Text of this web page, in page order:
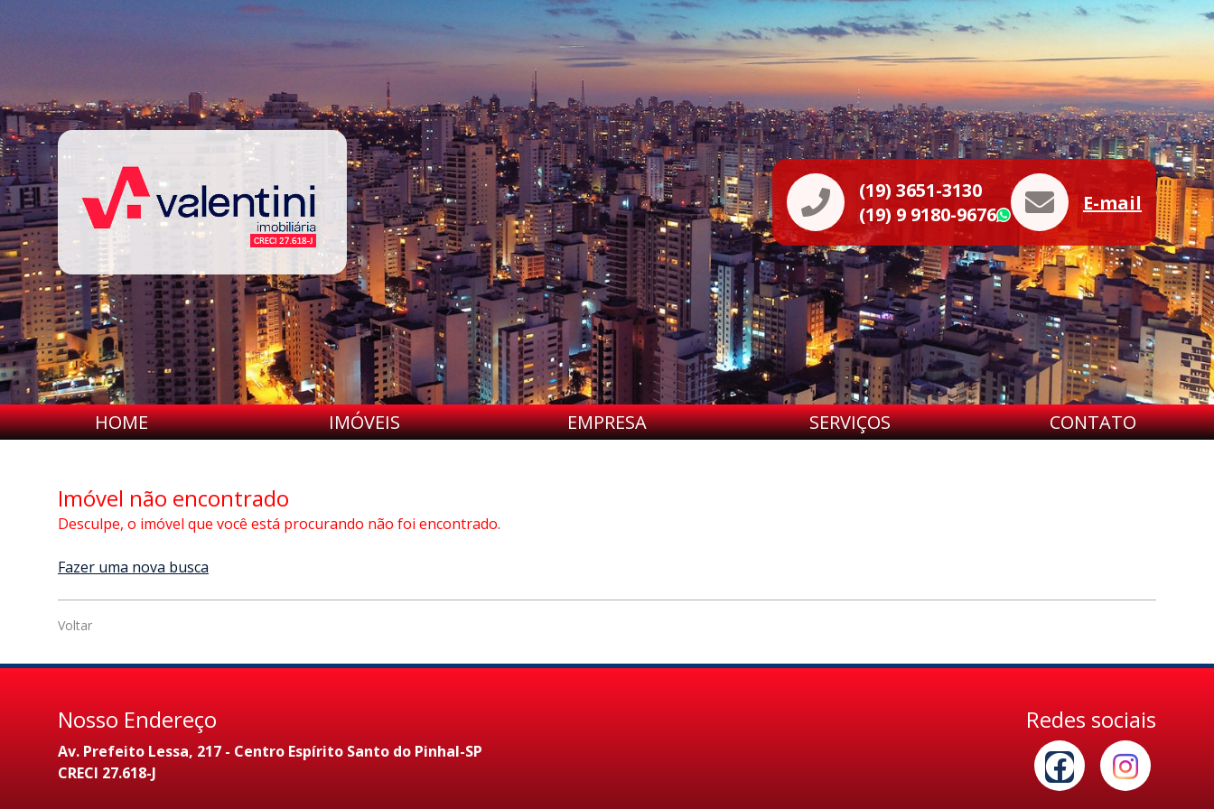
(19) 3651-3130
(19) 9 9180-9676
WhatsApp
E-mail
HOME IMÓVEIS EMPRESA SERVIÇOS CONTATO
Imóvel não encontrado
Desculpe, o imóvel que você está procurando não foi encontrado.
Fazer uma nova busca
Voltar
Nosso Endereço
Av. Prefeito Lessa, 217 - Centro Espírito Santo do Pinhal-SP
CRECI 27.618-J
Redes sociais